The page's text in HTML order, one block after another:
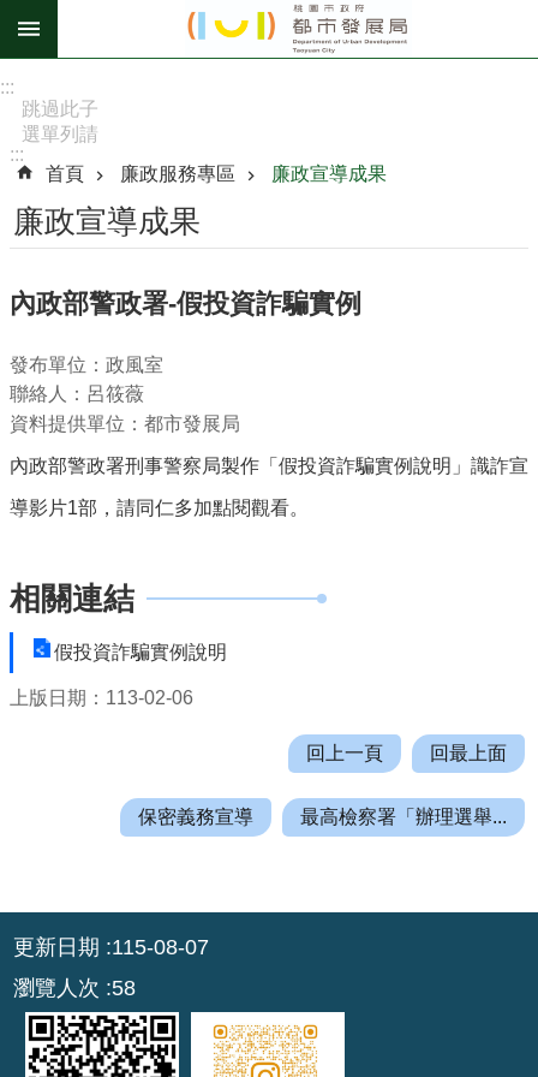
跳到主要內容區塊
階
搜
尋
息
告
認
我
們
關
通
訊
服
務
政
府
資
:::
跳過此子
選單列請
[Enter]，
繼續則按
[Tab]
:::
首頁
廉政服務專區 廉政宣導成果
廉政宣導成果
內政部警政署-假投資詐騙實例
發布單位：政風室
聯絡人：呂筱薇
資料提供單位：都市發展局
內政部警政署刑事警察局製作「假投資詐騙實例說明」識詐宣
導影片1部，請同仁多加點閱觀看。
相關連結
假投資詐騙實例說明
上版日期：113-02-06
回上一頁 回最上面
保密義務宣導 最高檢察署「辦理選舉...
更新日期 115-08-07
瀏覽人次
58